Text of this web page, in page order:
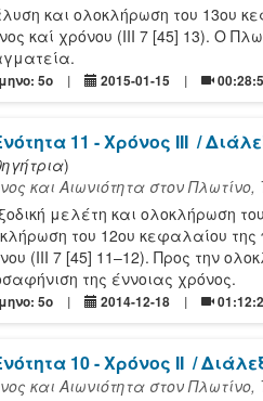
και ολοκλήρωση του 13ου
καί χρόνου (ΙΙΙ 7 [45] 13). Ο
5o 2015-01-15
11 - Χρόνος ΙII /
)
και Αιωνιότητα στον
μελέτη και ολοκλήρωση
του 12ου κεφαλαίου
(ΙΙΙ 7 [45] 11–12). Προς την
της έννοιας χρόνος.
5o 2014-12-18
10 - Χρόνος ΙI /
και Αιωνιότητα στον